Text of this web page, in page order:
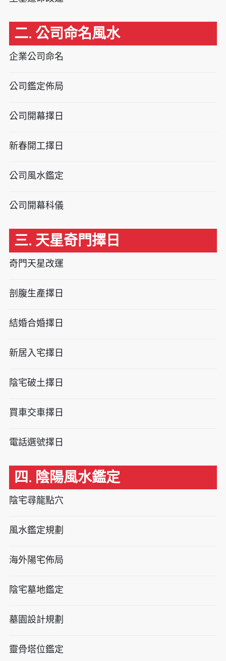
二. 公司命名風水
企業公司命名
公司鑑定佈局
公司開幕擇日
新春開工擇日
公司風水鑑定
公司開幕科儀
三. 天星奇門擇日
奇門天星改運
剖腹生產擇日
結婚合婚擇日
新居入宅擇日
陰宅破土擇日
買車交車擇日
電話選號擇日
四. 陰陽風水鑑定
陰宅尋龍點穴
風水鑑定規劃
海外陽宅佈局
陰宅墓地鑑定
墓園設計規劃
靈骨塔位鑑定